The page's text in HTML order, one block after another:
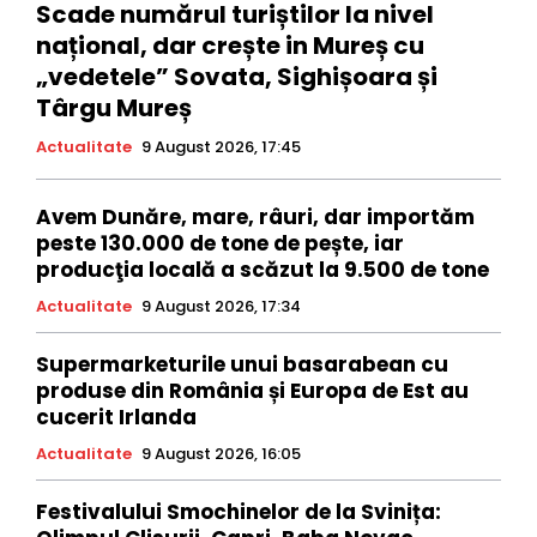
Scade numărul turiștilor la nivel
național, dar crește in Mureș cu
„vedetele” Sovata, Sighișoara și
Târgu Mureș
Actualitate 9 August 2026, 17:45
Avem Dunăre, mare, râuri, dar importăm
peste 130.000 de tone de pește, iar
producţia locală a scăzut la 9.500 de tone
Actualitate 9 August 2026, 17:34
Supermarketurile unui basarabean cu
produse din România și Europa de Est au
cucerit Irlanda
Actualitate 9 August 2026, 16:05
Festivalului Smochinelor de la Svinița: